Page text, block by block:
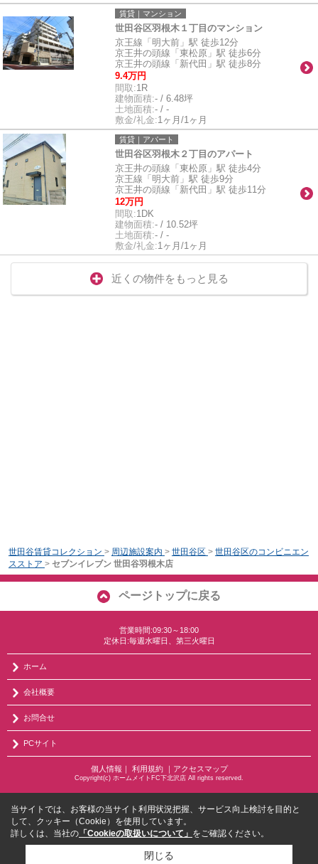
賃貸｜マンション
世田谷区羽根木１丁目のマンション
京王線「明大前」駅 徒歩12分
京王井の頭線「東松原」駅 徒歩6分
京王井の頭線「新代田」駅 徒歩8分
9.4万円
間取:1R
建物面積:- / 6.48坪
土地面積:- / -
敷金/礼金:1ヶ月/1ヶ月
賃貸｜アパート
世田谷区羽根木２丁目のアパート
京王井の頭線「東松原」駅 徒歩4分
京王線「明大前」駅 徒歩9分
京王井の頭線「新代田」駅 徒歩11分
12万円
間取:1DK
建物面積:- / 10.52坪
土地面積:- / -
敷金/礼金:1ヶ月/1ヶ月
近くの物件をもっと見る
世田谷賃貸コレクション > 周辺施設案内 > 世田谷区 > 世田谷区のコンビニエン
スストア > セブンイレブン 世田谷羽根木店
ページトップに戻る
営業時間:09:30～18:00
定休日:毎週水曜日、第三火曜日
ホーム
会社概要
お問合せ
PCサイト
個人情報 ｜ 利用規約｜ アクセスマップ
Copyright(c) ホームメイトFC下北沢店 All rights reserved.
当サイトでは、お客様の当サイト利用状況把握、サービス向上検討を目的と
して、クッキー（Cookie）を使用しています。
詳しくは、当社の 「Cookieの取扱いについて」 をご確認ください。
閉じる